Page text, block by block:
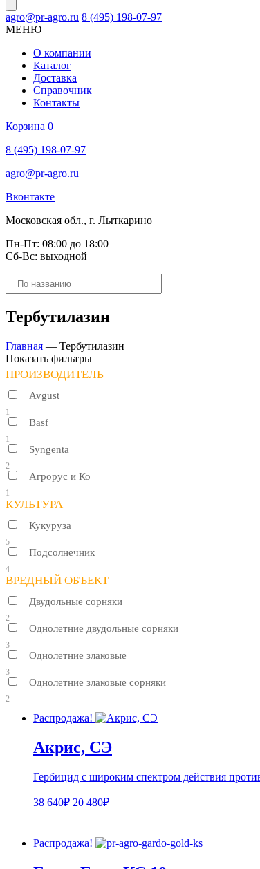
agro@pr-agro.ru 8 (495) 198-07-97
МЕНЮ
О компании
Каталог
Доставка
Справочник
Контакты
Корзина 0
8 (495) 198-07-97
agro@pr-agro.ru
Вконтакте
Московская обл., г. Лыткарино
Пн-Пт: 08:00 до 18:00
Сб-Вс: выходной
Поиск
товаров
Тербутилазин
Главная — Тербутилазин
Показать фильтры
ПРОИЗВОДИТЕЛЬ
Avgust
1
Basf
1
Syngenta
2
Агрорус и Ко
1
КУЛЬТУРА
Кукуруза
5
Подсолнечник
4
ВРЕДНЫЙ ОБЪЕКТ
Двудольные сорняки
2
Однолетние двудольные сорняки
3
Однолетние злаковые
3
Однолетние злаковые сорняки
2
Распродажа!
Акрис, СЭ
Гербицид с широким спектром действия
38 640₽ 20 480₽
Распродажа!